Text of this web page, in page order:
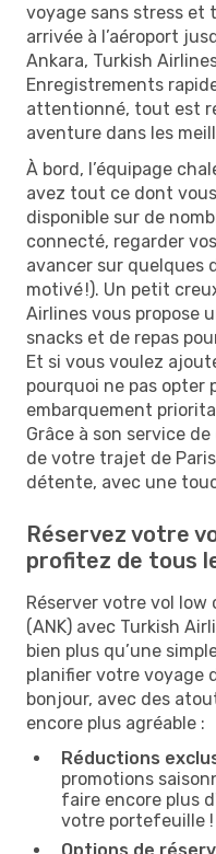
voyage sans stress et
arrivée à l’aéroport
Ankara, Turkish
Enregistrements
attentionné, tout est
aventure dans les
À bord, l’équipage
avez tout ce dont
disponible sur de
connecté, regarder
avancer sur quelques
motivé !). Un petit
Airlines vous propose
snacks et de repas
Et si vous voulez
pourquoi ne pas opter
embarquement
Grâce à son service
de votre trajet de
détente, avec une
Réservez votre
profitez de tous
Réserver votre vol low
(ANK) avec Turkish
bien plus qu’une
planifier votre voyage
bonjour, avec des
encore plus agréable :
Réductions
promotions
faire encore plus
votre portefeuille !